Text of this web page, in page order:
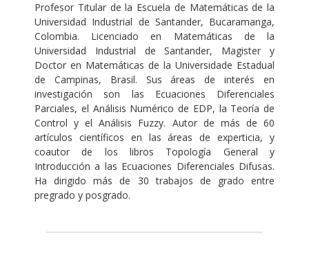
Profesor Titular de la Escuela de Matemáticas de la
Universidad Industrial de Santander, Bucaramanga,
Colombia. Licenciado en Matemáticas de la
Universidad Industrial de Santander, Magister y
Doctor en Matemáticas de la Universidade Estadual
de Campinas, Brasil. Sus áreas de interés en
investigación son las Ecuaciones Diferenciales
Parciales, el Análisis Numérico de EDP, la Teoría de
Control y el Análisis Fuzzy. Autor de más de 60
artículos científicos en las áreas de experticia, y
coautor de los libros Topología General y
Introducción a las Ecuaciones Diferenciales Difusas.
Ha dirigido más de 30 trabajos de grado entre
pregrado y posgrado.